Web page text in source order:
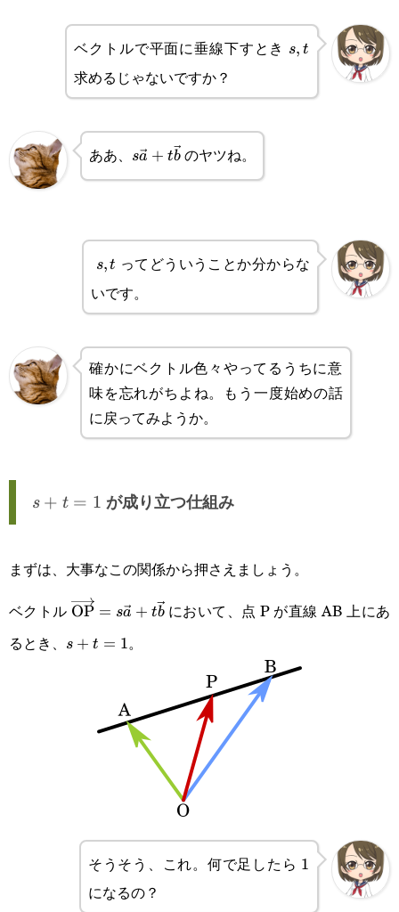
ベクトルで平面に垂線下すとき s,
s, t
求めるじゃないですか？
ああ、 s\vec{a}+t\vec{b}
sa + tbのヤツね。
s,
t
s, t ってどういうことか分からな
いです。
確かにベクトル色々やってるうちに意
味を忘れがちよね。もう一度始めの話
に戻ってみようか。
s+t=1
s + t = 1 が成り立つ仕組み
まずは、大事なこの関係から押さえましょう。
ベクトル OP = sa + tbにおいて、点 P が直線 AB 上にあ
るとき、 s+t=1
s + t = 1。
そうそう、これ。何で足したら 1
1
になるの？